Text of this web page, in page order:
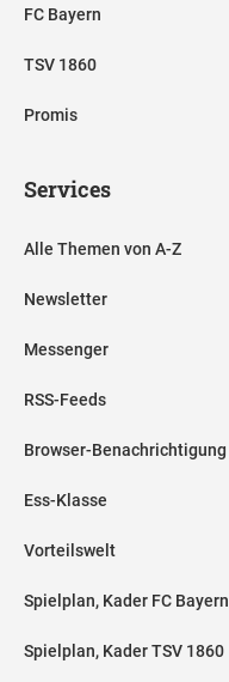
FC Bayern
TSV 1860
Promis
Services
Alle Themen von A-Z
Newsletter
Messenger
RSS-Feeds
Browser-Benachrichtigung
Ess-Klasse
Vorteilswelt
Spielplan, Kader FC Bayern
Spielplan, Kader TSV 1860